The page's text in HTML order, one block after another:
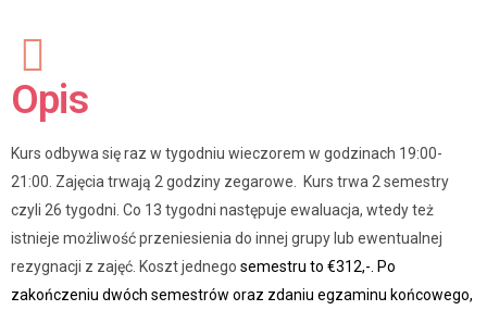
Opis
Kurs odbywa się raz w tygodniu wieczorem w godzinach 19:00-
21:00. Zajęcia trwają 2 godziny zegarowe. Kurs trwa 2 semestry
czyli 26 tygodni. Co 13 tygodni następuje ewaluacja, wtedy też
istnieje możliwość przeniesienia do innej grupy lub ewentualnej
rezygnacji z zajęć. Koszt jednego semestru to €312,-. Po
zakończeniu dwóch semestrów oraz zdaniu egzaminu końcowego,